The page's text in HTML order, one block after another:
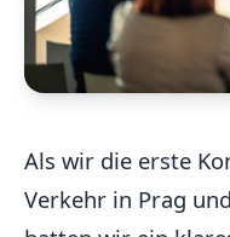
Als wir die erste
Verkehr in Prag